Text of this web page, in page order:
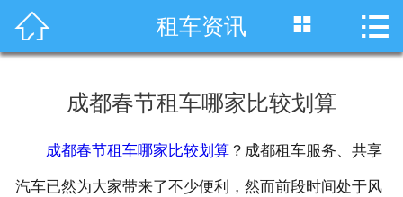
 首页
川藏线租车
 租车资讯  
成都春节租车哪家比较划算
成都春节租车哪家比较划算？成都租车服务、共享
汽车已然为大家带来了不少便利，然而前段时间处于风